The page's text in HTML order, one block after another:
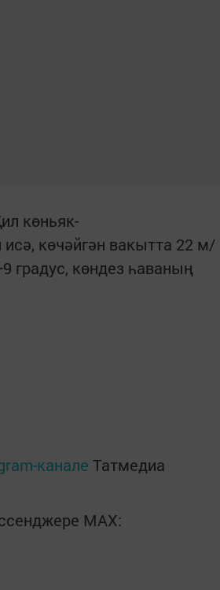
көньяк-
көчәйгән вакытта 22 м/
градус, көндез һаваның
канале Татмедиа
MАХ: